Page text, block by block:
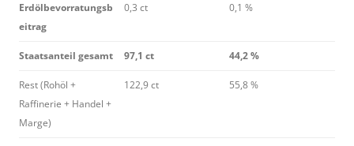
Erdölbevorratungsb
eitrag
0,3 ct 0,1 %
Staatsanteil gesamt 97,1 ct 44,2 %
Rest (Rohöl +
Raffinerie + Handel +
Marge)
122,9 ct 55,8 %